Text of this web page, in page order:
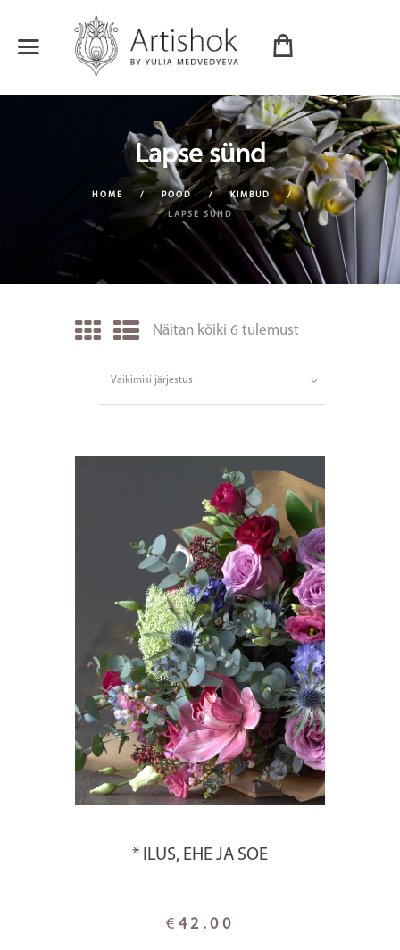
Lapse sünd
HOME POOD
KIMBUD
LAPSE SÜND
Näitan kõiki 6 tulemust
* ILUS, EHE JA SOE
€ 42.00